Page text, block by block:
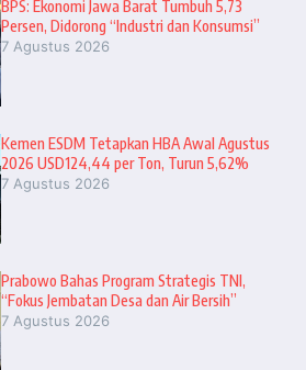
BPS: Ekonomi Jawa Barat Tumbuh 5,73
Persen, Didorong “Industri dan Konsumsi”
7 Agustus 2026
Kemen ESDM Tetapkan HBA Awal Agustus
2026 USD124,44 per Ton, Turun 5,62%
7 Agustus 2026
Prabowo Bahas Program Strategis TNI,
“Fokus Jembatan Desa dan Air Bersih”
7 Agustus 2026